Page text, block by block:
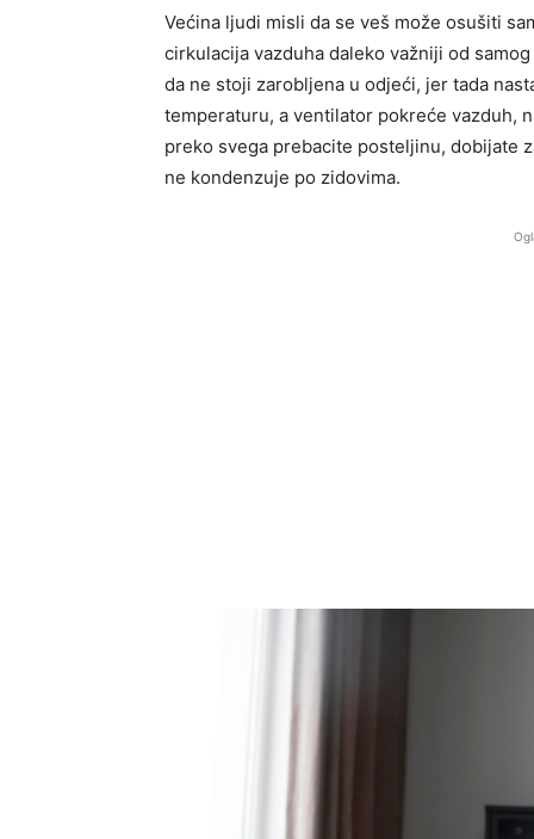
Većina ljudi misli da se veš može osušiti
cirkulacija vazduha daleko važniji od
da ne stoji zarobljena u odjeći, jer tada
temperaturu, a ventilator pokreće vazduh,
preko svega prebacite posteljinu, dobijate
ne kondenzuje po zidovima.